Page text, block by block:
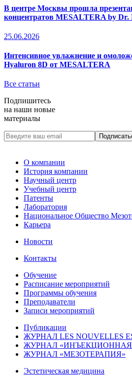
В центре Москвы прошла
концентратов MESALTERA by Dr.
25.06.2026
Интенсивное увлажнение и
Hyaluron 8D от MESALTERA
Все статьи
Подпишитесь
на наши новые
материалы
О компании
История компании
Научный центр
Учебный центр
Патенты
Лаборатория
Национальное Общество
Карьера
Новости
Контакты
Обучение
Расписание мероприятий
Программы обучения
Преподаватели
Записи мероприятий
Публикации
ЖУРНАЛ LES NOUVELLES
ЖУРНАЛ
ЖУРНАЛ «МЕЗОТЕРАПИЯ»
Эстетическая медицина